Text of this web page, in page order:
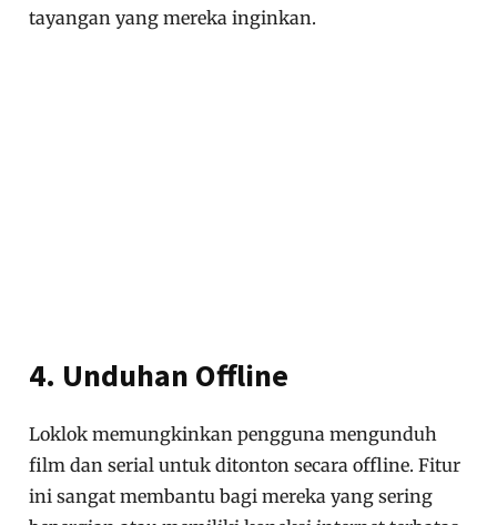
tayangan yang mereka inginkan.
4. Unduhan Offline
Loklok memungkinkan pengguna mengunduh
film dan serial untuk ditonton secara offline. Fitur
ini sangat membantu bagi mereka yang sering